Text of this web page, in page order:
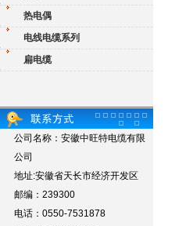
热电偶
电线电缆系列
扁电缆
公司名称：安徽中旺特电缆有限
公司
地址:安徽省天长市经济开发区
邮编：239300
电话：0550-7531878